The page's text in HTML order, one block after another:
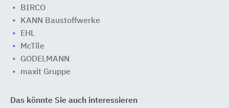
BIRCO
KANN Baustoffwerke
EHL
McTile
GODELMANN
maxit Gruppe
Das könnte Sie auch interessieren